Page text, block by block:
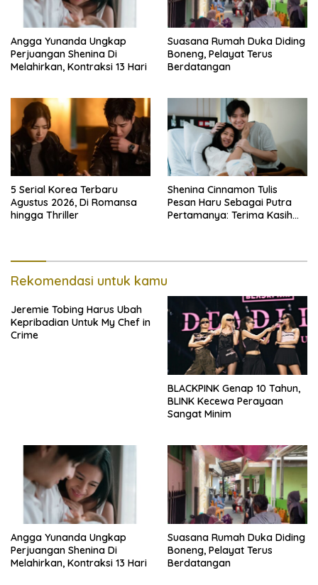
Angga Yunanda Ungkap
Perjuangan Shenina Di
Melahirkan, Kontraksi 13 Hari
Suasana Rumah Duka Diding
Boneng, Pelayat Terus
Berdatangan
5 Serial Korea Terbaru
Agustus 2026, Di Romansa
hingga Thriller
Shenina Cinnamon Tulis
Pesan Haru Sebagai Putra
Pertamanya: Terima Kasih
Rekomendasi untuk kamu
Jeremie Tobing Harus Ubah
Kepribadian Untuk My Chef in
Crime
BLACKPINK Genap 10 Tahun,
BLINK Kecewa Perayaan
Sangat Minim
Angga Yunanda Ungkap
Perjuangan Shenina Di
Melahirkan, Kontraksi 13 Hari
Suasana Rumah Duka Diding
Boneng, Pelayat Terus
Berdatangan